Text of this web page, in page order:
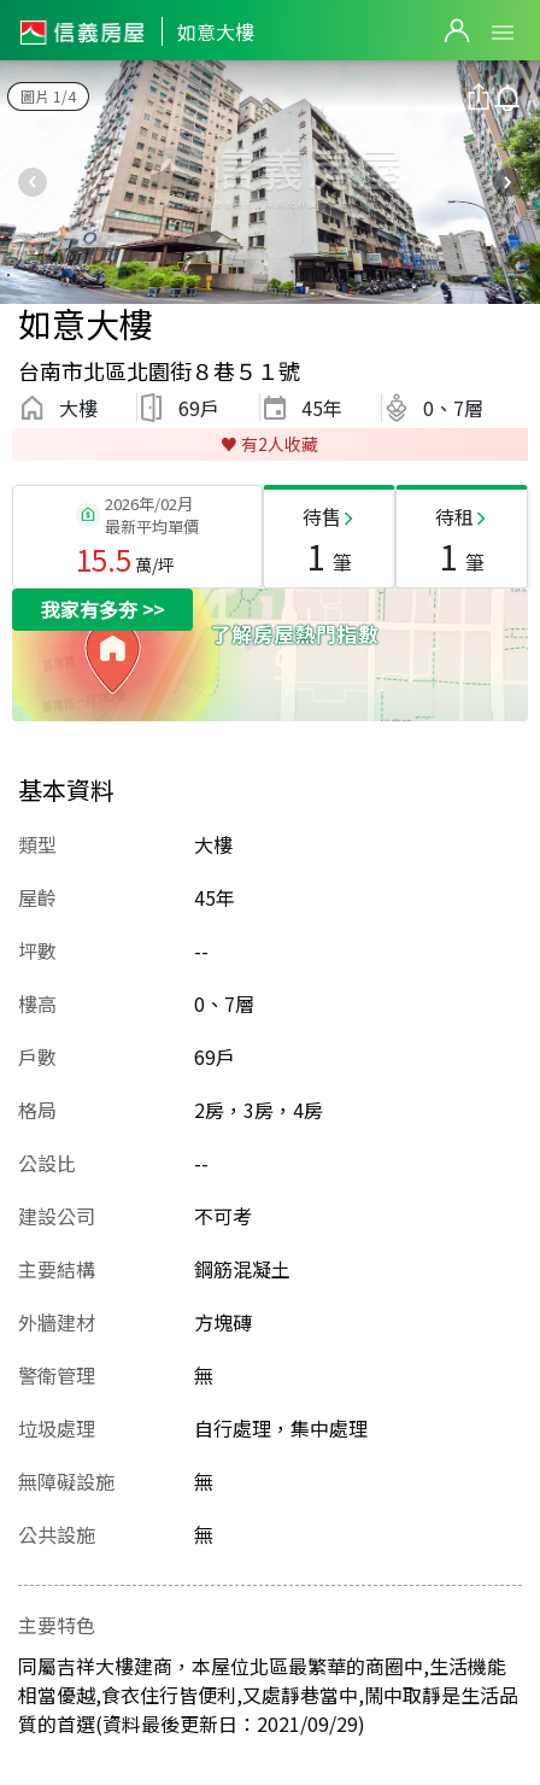
如意大樓
圖片 1/4
如意大樓
台南市北區北園街８巷５１號
大樓 69戶 45年 0、7層
♥️ 有2人收藏
2026年/02月
最新平均單價
15.5 萬/坪
待售
1 筆
待租
1 筆
我家有多夯>>
基本資料
類型
大樓
屋齡
45年
坪數
--
樓高
0、7層
戶數
69戶
格局
2房，3房，4房
公設比
--
建設公司
不可考
主要結構
鋼筋混凝土
外牆建材
方塊磚
警衛管理
無
垃圾處理
自行處理，集中處理
無障礙設施
無
公共設施
無
主要特色
同屬吉祥大樓建商，本屋位北區最繁華的商圈中,生活機能
相當優越,食衣住行皆便利,又處靜巷當中,鬧中取靜是生活品
質的首選(資料最後更新日：2021/09/29)